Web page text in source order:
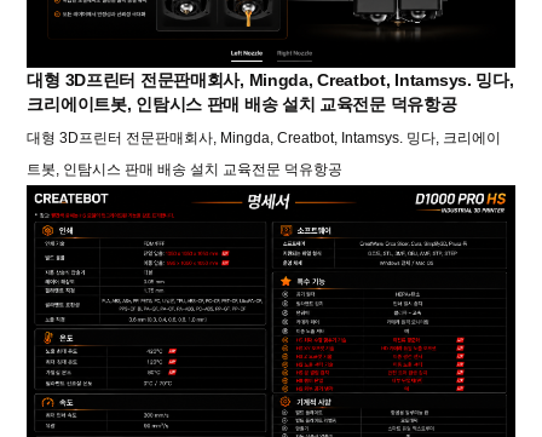
대형 3D프린터 전문판매회사, Mingda, Creatbot, Intamsys. 밍다,
크리에이트봇, 인탐시스 판매 배송 설치 교육전문 덕유항공
대형 3D프린터 전문판매회사, Mingda, Creatbot, Intamsys. 밍다, 크리에이
트봇, 인탐시스 판매 배송 설치 교육전문 덕유항공